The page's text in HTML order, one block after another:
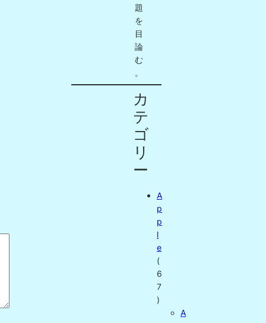
題
を
目
論
む
。
カ
テ
ゴ
リ
ー
A
p
p
l
e
(
6
7
)
A